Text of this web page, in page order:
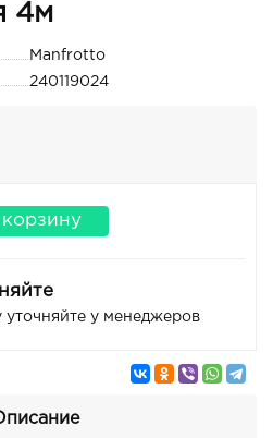
4м
Manfrotto
240119024
корзину
уточняйте у менеджеров